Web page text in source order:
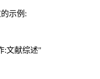
示例:
:文献综述"